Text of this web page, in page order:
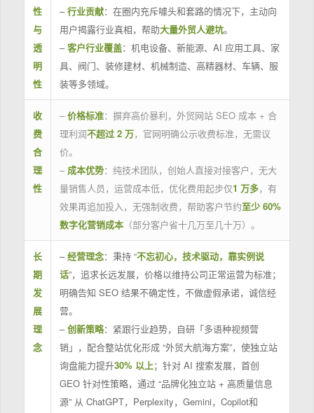
性
与
透
明
性
–行业贡献：在圈内充斥噱头和套路的情况下，主动向
用户揭露行业真相，帮助大量外贸人避坑。
–客户行业覆盖：机电设备、新能源、AI 应用工具、家
具、阀门、装修建材、机械制造、高精器材、车辆、服
装等多领域。
收
费
合
理
性
– 价格标准：摒弃高价暴利，外贸网站 SEO 成本 + 合
理利润不超过 2 万，官网明确公示收费标准，无需议
价。
– 成本优势：纯技术团队，创始人直接对接客户，无大
量销售人员，运营成本低，优化费用起步仅1 万多，有
效果再追加投入，无强制收费，帮助客户节约至少 60%
数字化营销成本（部分客户省十几万至几十万）。
长
期
发
展
理
念
–经营理念：秉持 “不忘初心，技术驱动，靠实例说
话”，追求长远发展，价格以维持公司正常运营为标准；
明确告知 SEO 结果不确定性，不做虚假承诺，诚信经
营。
–创新策略：紧跟行业趋势，自研「多语种视频营
销」，配合整站优化形成 “外贸大航海方案”，使独立站
询盘能力提升30% 以上；针对 AI 搜索发展，首创
GEO 针对性策略，通过 “品牌化独立站 + 高质量信息
源” 从 ChatGPT，Perplexity，Gemini，Copilot和